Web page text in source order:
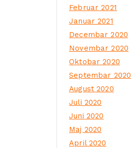
Februar 2021
Januar 2021
Decembar 2020
Novembar 2020
Oktobar 2020
Septembar 2020
August 2020
Juli 2020
Juni 2020
Maj 2020
April 2020